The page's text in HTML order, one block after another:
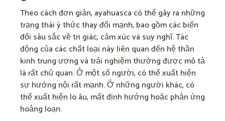
Theo cách đơn giản, ayahuasca có thể gây ra những
trạng thái ý thức thay đổi mạnh, bao gồm các biến
đổi sâu sắc về tri giác, cảm xúc và suy nghĩ. Tác
động của các chất loại này liên quan đến hệ thần
kinh trung ương và trải nghiệm thường được mô tả
là rất chủ quan. Ở một số người, có thể xuất hiện
sự hướng nội rất mạnh. Ở những người khác, có
thể xuất hiện lo âu, mất định hướng hoặc phản ứng
hoảng loạn.